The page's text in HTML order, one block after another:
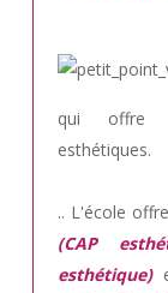
qui offre EXCLUSIVEMENT des formations
esthétiques.
.. L'école
(CAP
esthétique)